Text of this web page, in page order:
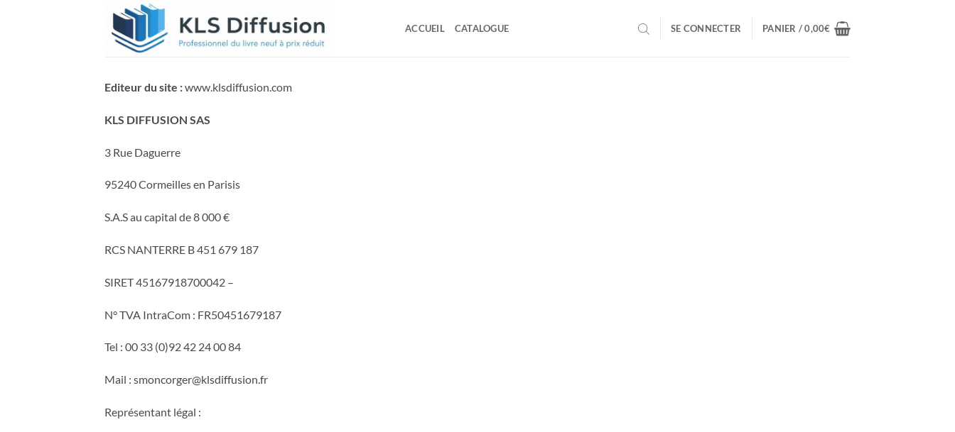
ACCUEIL CATALOGUE SE CONNECTER PANIER /0,00€
Editeur du site :www.klsdiffusion.com
KLS DIFFUSION SAS
3 Rue Daguerre
95240 Cormeilles en Parisis
S.A.S au capital de 8 000 €
RCS NANTERRE B 451 679 187
SIRET 45167918700042 –
N° TVA IntraCom : FR50451679187
Tel : 00 33 (0)92 42 24 00 84
Mail : smoncorger@klsdiffusion.fr
Représentant légal :